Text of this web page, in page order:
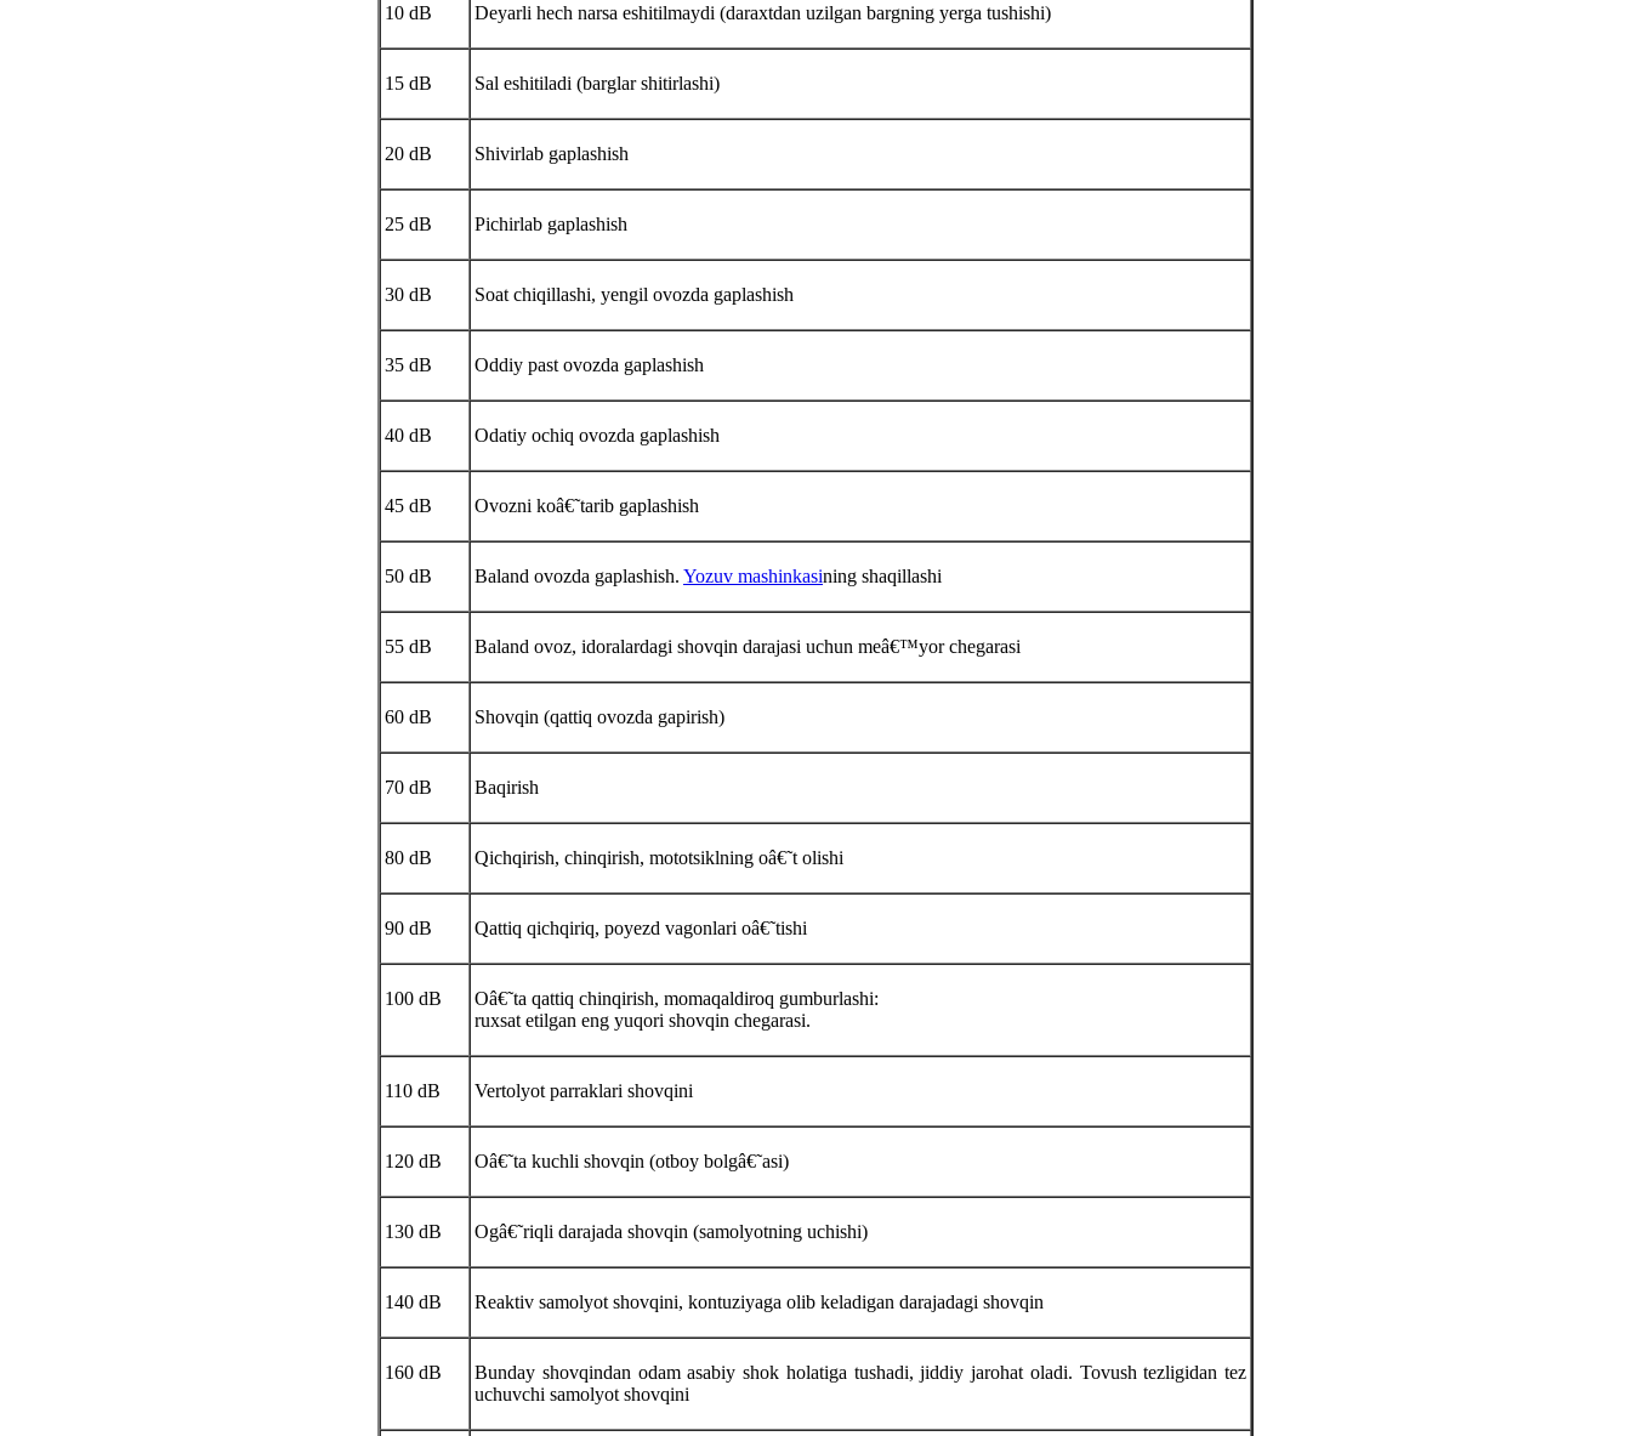
10 dB Deyarli hech narsa eshitilmaydi (daraxtdan uzilgan bargning yerga tushishi)
15 dB Sal eshitiladi (barglar shitirlashi)
20 dB Shivirlab gaplashish
25 dB Pichirlab gaplashish
30 dB Soat chiqillashi, yengil ovozda gaplashish
35 dB Oddiy past ovozda gaplashish
40 dB Odatiy ochiq ovozda gaplashish
45 dB Ovozni koâ€˜tarib gaplashish
50 dB Baland ovozda gaplashish. Yozuv mashinkasining shaqillashi
55 dB Baland ovoz, idoralardagi shovqin darajasi uchun meâ€™yor chegarasi
60 dB Shovqin (qattiq ovozda gapirish)
70 dB Baqirish
80 dB Qichqirish, chinqirish, mototsiklning oâ€˜t olishi
90 dB Qattiq qichqiriq, poyezd vagonlari oâ€˜tishi
100 dB
Oâ€˜ta qattiq chinqirish, momaqaldiroq gumburlashi:
ruxsat etilgan eng yuqori shovqin chegarasi.
110 dB Vertolyot parraklari shovqini
120 dB Oâ€˜ta kuchli shovqin (otboy bolgâ€˜asi)
130 dB Ogâ€˜riqli darajada shovqin (samolyotning uchishi)
140 dB Reaktiv samolyot shovqini, kontuziyaga olib keladigan darajadagi shovqin
160 dB
Bunday shovqindan odam asabiy shok holatiga tushadi, jiddiy jarohat oladi. Tovush tezligidan tez
uchuvchi samolyot shovqini